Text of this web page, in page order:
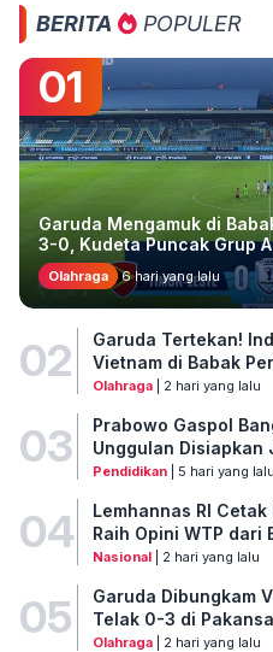
BERITA POPULER
01
Garuda Mengamuk di
3-0, Kudeta Puncak Grup A
Olahraga 6 hari yang lalu
02
Garuda Tertekan!
Vietnam di Babak
Olahraga| 2 hari yang lalu
03
Prabowo Gaspol
Unggulan Disiapkan
Pendidikan| 5 hari yang lalu
04
Lemhannas RI
Raih Opini WTP dari
Nasional| 2 hari yang lalu
05
Garuda Dibungkam
Telak 0-3 di
Olahraga| 2 hari yang lalu